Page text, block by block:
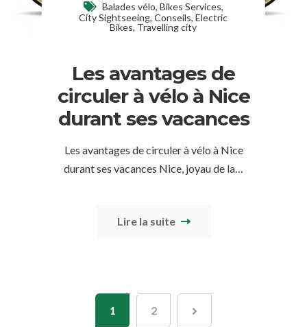
Balades vélo, Bikes Services,
City Sightseeing,Conseils,Electric
Bikes, Travelling city
Les avantages de
circuler à vélo à Nice
durant ses vacances
Les avantages de circuler à vélo à Nice
durant ses vacances Nice, joyau de la…
Lire la suite
1 2